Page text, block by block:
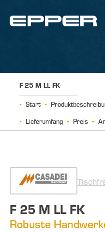
F 25 M LL FK
Start
Lieferumfang
Preis
F 25 M LL FK
Robuste